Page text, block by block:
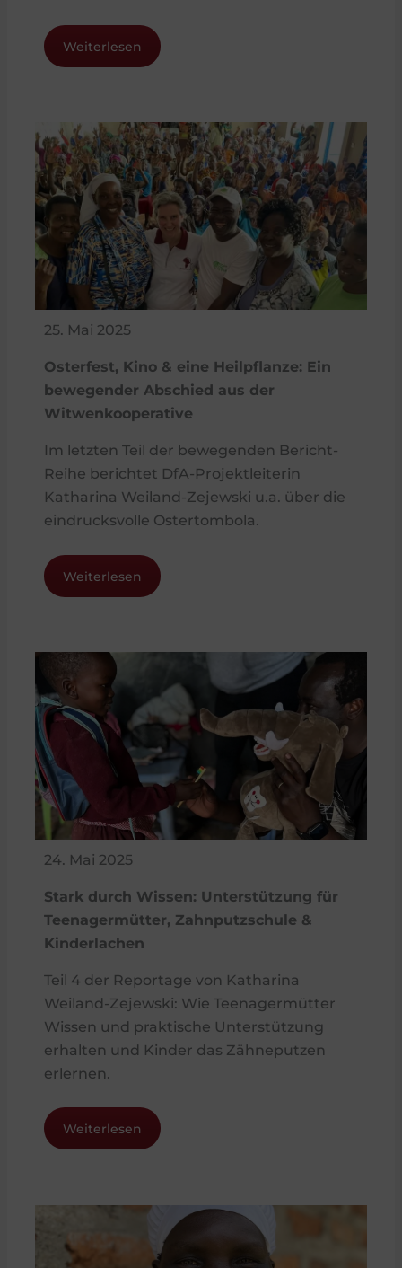
Weiterlesen
25. Mai 2025
Osterfest, Kino & eine Heilpflanze: Ein
bewegender Abschied aus der
Witwenkooperative
Im letzten Teil der bewegenden Bericht-
Reihe berichtet DfA-Projektleiterin
Katharina Weiland-Zejewski u.a. über die
eindrucksvolle Ostertombola.
Weiterlesen
24. Mai 2025
Stark durch Wissen: Unterstützung für
Teenagermütter, Zahnputzschule &
Kinderlachen
Teil 4 der Reportage von Katharina
Weiland-Zejewski: Wie Teenagermütter
Wissen und praktische Unterstützung
erhalten und Kinder das Zähneputzen
erlernen.
Weiterlesen